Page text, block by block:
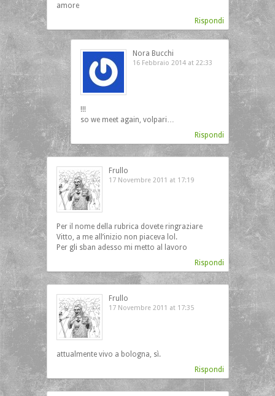
amore
Rispondi
Nora Bucchi
16 Febbraio 2014 at 22:33
!!!
so we meet again, volpari…
Rispondi
Frullo
17 Novembre 2011 at 17:19
Per il nome della rubrica dovete ringraziare
Vitto, a me all’inizio non piaceva lol.
Per gli sban adesso mi metto al lavoro
Rispondi
Frullo
17 Novembre 2011 at 17:35
attualmente vivo a bologna, sì.
Rispondi